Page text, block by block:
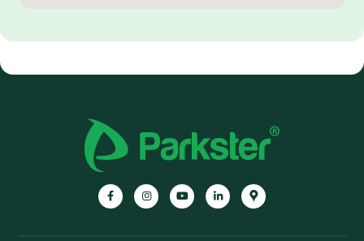
FacebookInstagramYouTubeLinkedInGoogle
Maps